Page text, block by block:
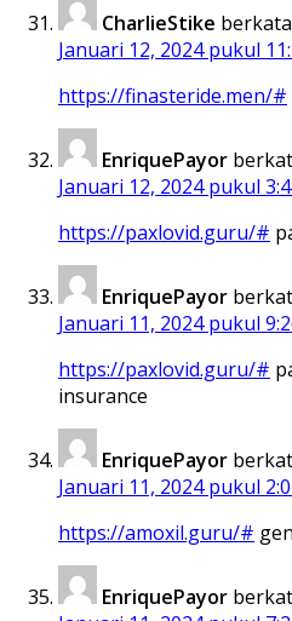
CharlieStike
Januari 12, 2024 pukul
https://finasteride.men/#
EnriquePayor
Januari 12, 2024 pukul
https://paxlovid.guru/#
EnriquePayor
Januari 11, 2024 pukul
https://paxlovid.guru/#
insurance
EnriquePayor
Januari 11, 2024 pukul
https://amoxil.guru/#
EnriquePayor